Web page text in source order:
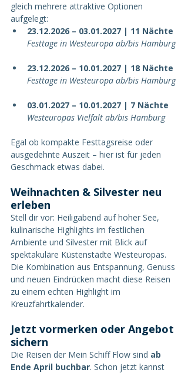
gleich mehrere attraktive Optionen
aufgelegt:
23.12.2026 – 03.01.2027 | 11 Nächte
Festtage in Westeuropa ab/bis Hamburg
23.12.2026 – 10.01.2027 | 18 Nächte
Festtage in Westeuropa ab/bis Hamburg
03.01.2027 – 10.01.2027 | 7 Nächte
Westeuropas Vielfalt ab/bis Hamburg
Egal ob kompakte Festtagsreise oder
ausgedehnte Auszeit – hier ist für jeden
Geschmack etwas dabei.
Weihnachten & Silvester neu
erleben
Stell dir vor: Heiligabend auf hoher See,
kulinarische Highlights im festlichen
Ambiente und Silvester mit Blick auf
spektakuläre Küstenstädte Westeuropas.
Die Kombination aus Entspannung, Genuss
und neuen Eindrücken macht diese Reisen
zu einem echten Highlight im
Kreuzfahrtkalender.
Jetzt vormerken oder Angebot
sichern
Die Reisen der Mein Schiff Flow sind ab
Ende April buchbar. Schon jetzt kannst